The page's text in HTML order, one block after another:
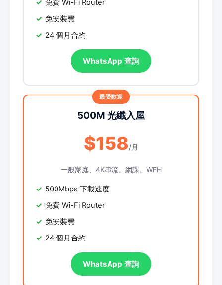
免費 Wi-Fi Router
免安裝費
24 個月合約
WhatsApp 查詢
500M 光纖入屋
$158/月
一般家庭、4K串流、網課、WFH
500Mbps 下載速度
免費 Wi-Fi Router
免安裝費
24 個月合約
WhatsApp 查詢